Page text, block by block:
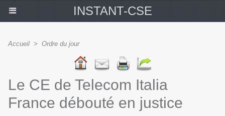
INSTANT-CSE
Accueil > Ordre du jour
Le CE de Telecom Italia
France débouté en justice